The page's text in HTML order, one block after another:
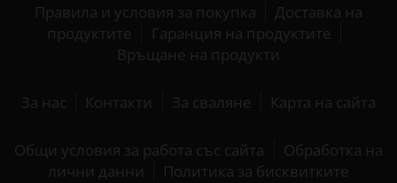
Правила и условия за покупка
Доставка на
продуктите
Гаранция на продуктите
Връщане на продукти
За нас Контакти За сваляне Карта на сайта
Общи условия за работа със сайта
Обработка на
лични данни
Политика за бисквитките